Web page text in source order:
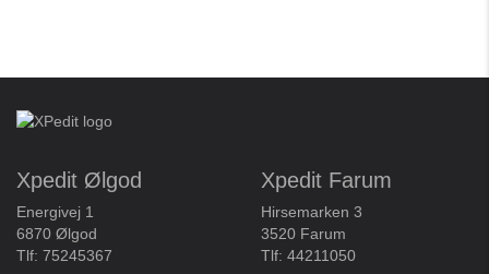
Xpedit Ølgod
Energivej 1
6870 Ølgod
Tlf: 75245367
Xpedit Farum
Hirsemarken 3
3520 Farum
Tlf: 44211050